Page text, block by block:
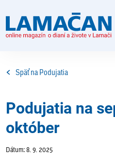
Späť na Podujatia
Podujatia na
október
Dátum: 8. 9. 2025